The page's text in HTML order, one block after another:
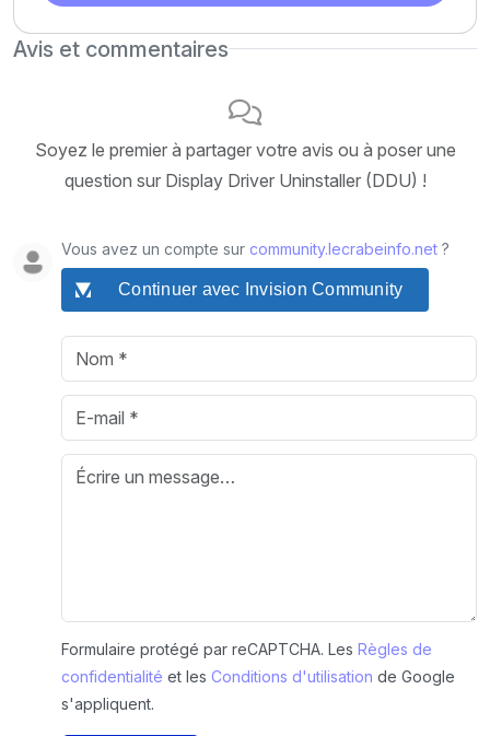
Avis et commentaires
Soyez le premier à partager votre avis ou à poser une
question sur Display Driver Uninstaller (DDU) !
Vous avez un compte sur community.lecrabeinfo.net ?
Continuer avec Invision Community
Formulaire protégé par reCAPTCHA. Les Règles de
confidentialité et les Conditions d'utilisation de Google
s'appliquent.